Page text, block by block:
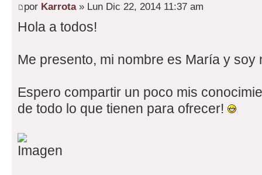
por Karrota» Lun Dic 22, 2014 11:37 am
Hola a todos!
Me presento, mi nombre es María y soy
Espero compartir un poco mis
de todo lo que tienen para ofrecer!